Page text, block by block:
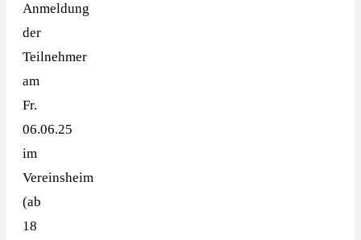
Anmeldung
der
Teilnehmer
am
Fr.
06.06.25
im
Vereinsheim
(ab
18